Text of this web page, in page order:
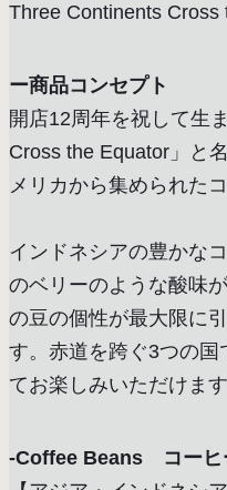
Three Continents Cross
ー商品コンセプト
開店12周年を祝して生
Cross the Equator」と
メリカから集められた
インドネシアの豊かな
のベリーのような酸味
の豆の個性が最大限に
す。赤道を跨ぐ3つの国
てお楽しみいただけます
-Coffee Beans コーヒ